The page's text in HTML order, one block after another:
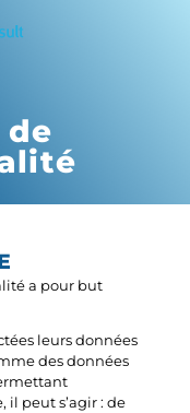
a pour but
leurs données
des données
il peut s’agir : de